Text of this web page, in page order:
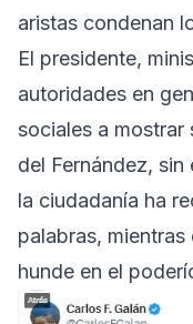
aristas condenan
El presidente,
autoridades en
sociales a mostrar
del Fernández, sin
la ciudadanía ha
palabras,
hunde en el